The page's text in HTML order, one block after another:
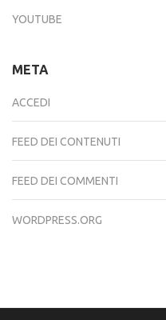
YOUTUBE
META
ACCEDI
FEED DEI CONTENUTI
FEED DEI COMMENTI
WORDPRESS.ORG